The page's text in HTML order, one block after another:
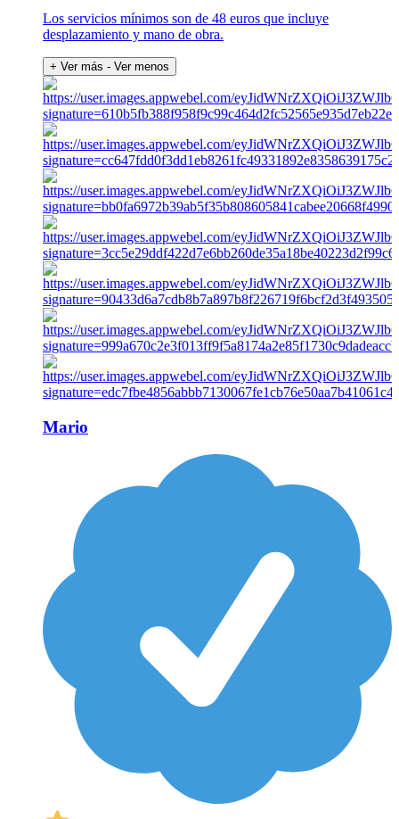
Los servicios mínimos son de 48 euros que incluye
desplazamiento y mano de obra.
+ Ver más - Ver menos
Mario